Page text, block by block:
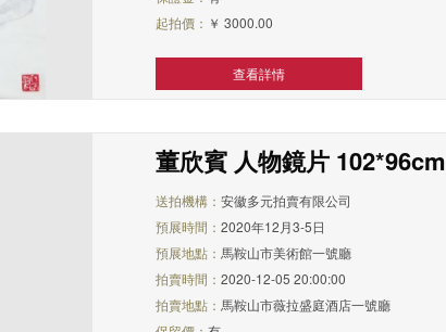
起拍價： ￥ 3000.00
查看詳情
董欣賓 人物鏡片 102*96cm
送拍機構： 安徽多元拍賣有限公司
預展時間： 2020年12月3-5日
預展地點： 馬鞍山市美術館一號廳
拍賣時間： 2020-12-05 20:00:00
拍賣地點： 馬鞍山市薇拉盛庭酒店一號廳